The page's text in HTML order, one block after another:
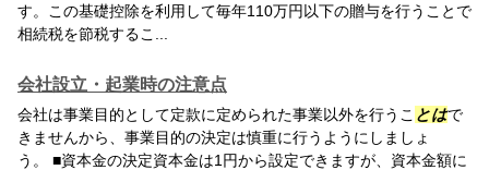
す。この基礎控除を利用して毎年110万円以下の贈与を行うことで
相続税を節税するこ...
会社設立・起業時の注意点
会社は事業目的として定款に定められた事業以外を行うこ とはで
きませんから、事業目的の決定は慎重に行うようにしましょ
う。 ■資本金の決定資本金は1円から設定できますが、資本金額に